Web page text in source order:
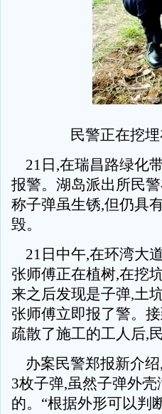
民警正在挖
21日,在瑞昌路绿化
报警。湖岛派出所民
称子弹虽生锈,但仍具
毁。
21日中午,在环湾大
张师傅正在植树,在挖
来之后发现是子弹,土
张师傅立即报了警。
疏散了施工的工人后,
办案民警郑报新介绍
3枚子弹,虽然子弹外
的。“根据外形可以判